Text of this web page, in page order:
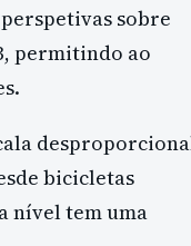
sobre
permitindo ao
bicicletas
nível tem uma